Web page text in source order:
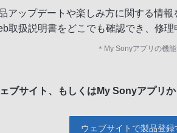
アップデートや楽しみ方に関する情報
取扱説明書をどこでも確認でき、修
＊ My Sonyアプリの機能
ブサイト、もしくは My Sonyアプリ
ウェブサイトで製品登録